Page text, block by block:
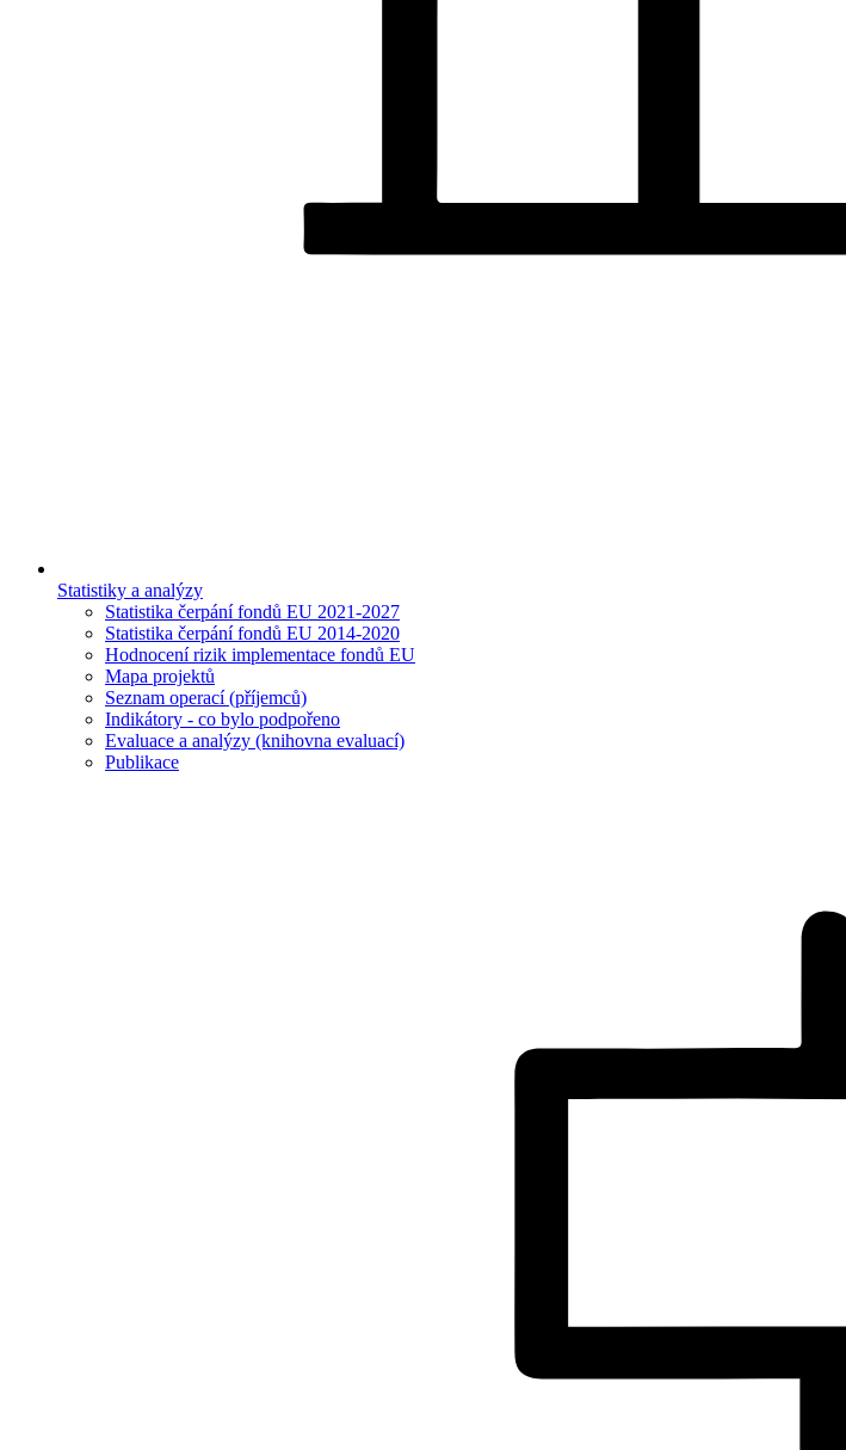
Statistiky a analýzy
Statistika čerpání fondů EU 2021-2027
Statistika čerpání fondů EU 2014-2020
Hodnocení rizik implementace fondů EU
Mapa projektů
Seznam operací (příjemců)
Indikátory - co bylo podpořeno
Evaluace a analýzy (knihovna evaluací)
Publikace